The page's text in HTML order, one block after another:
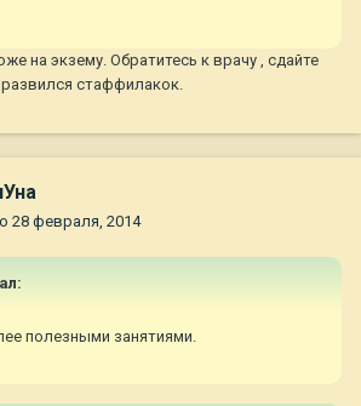
на экзему. Обратитесь к врачу , сдайте
стаффилакок.
28 февраля, 2014
полезными занятиями.